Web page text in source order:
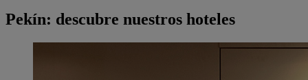
Pekín: descubre nuestros hoteles